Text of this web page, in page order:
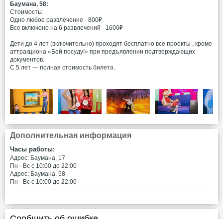
Баумана, 58:
Стоимость:
Одно любое развлечение - 800₽
Все включено на 6 развлечений - 1600₽
Дети до 4 лет (включительно) проходят бесплатно все проекты , кроме
аттракциона «Бей посуду!» при предъявлении подтверждающих
документов.
С 5 лет — полная стоимость билета.
Дополнительная информация
Часы работы:
Адрес: Баумана, 17
Пн - Вс c 10:00 до 22:00
Адрес: Баумана, 58
Пн - Вс c 10:00 до 22:00